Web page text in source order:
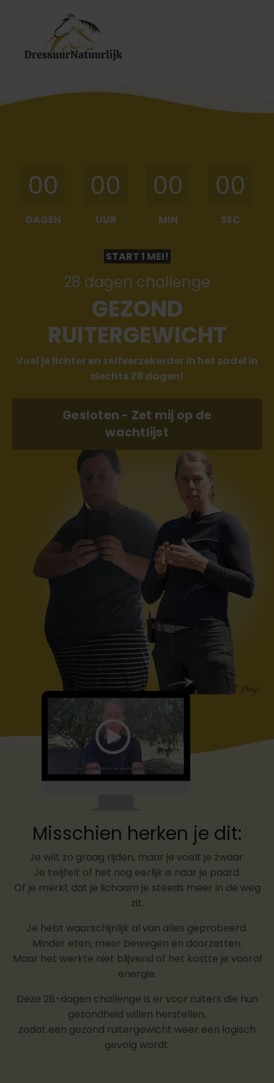
00
DAGEN
00
UUR
00
MIN
00
SEC
START 1 MEI!
28 dagen challenge
GEZOND
RUITERGEWICHT
Voel je lichter en zelfverzekerder in het zadel in
slechts 28 dagen!
Gesloten - Zet mij op de
wachtlijst
Misschien herken je dit:
Je wilt zo graag rijden, maar je voelt je zwaar.
Je twijfelt of het nog eerlijk is naar je paard.
Of je merkt dat je lichaam je steeds meer in de weg
zit.
Je hebt waarschijnlijk al van alles geprobeerd.
Minder eten, meer bewegen en doorzetten.
Maar het werkte niet blijvend of het kostte je vooral
energie.
Deze 28-dagen challenge is er voor ruiters die hun
gezondheid willen herstellen,
zodat een gezond ruitergewicht weer een logisch
gevolg wordt.